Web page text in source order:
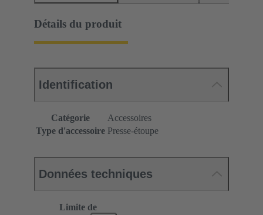
Détails du produit
Identification
Catégorie
Accessoires
Type d'accessoire Presse-étoupe
Données techniques
Limite de